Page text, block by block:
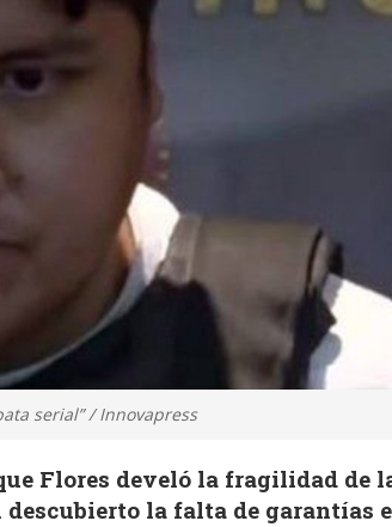
serial” / Innovapress
Flores develó la fragilidad de
la falta de garantías